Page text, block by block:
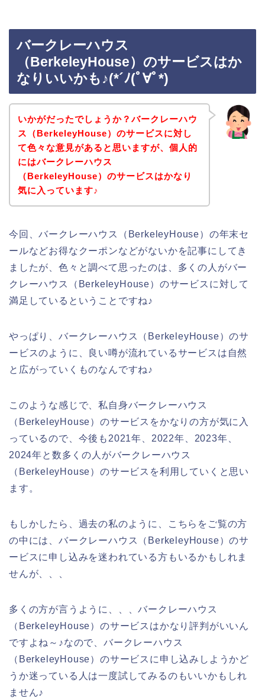
バークレーハウス
（BerkeleyHouse）のサービスはか
なりいいかも♪(*´ﾉ(ﾟ∀ﾟ*)
いかがだったでしょうか？バークレーハウ
ス（BerkeleyHouse）のサービスに対し
て色々な意見があると思いますが、個人的
にはバークレーハウス
（BerkeleyHouse）のサービスはかなり
気に入っています♪
今回、バークレーハウス（BerkeleyHouse）の年末セ
ールなどお得なクーポンなどがないかを記事にしてき
ましたが、色々と調べて思ったのは、多くの人がバー
クレーハウス（BerkeleyHouse）のサービスに対して
満足しているということですね♪
やっぱり、バークレーハウス（BerkeleyHouse）のサ
ービスのように、良い噂が流れているサービスは自然
と広がっていくものなんですね♪
このような感じで、私自身バークレーハウス
（BerkeleyHouse）のサービスをかなりの方が気に入
っているので、今後も2021年、2022年、2023年、
2024年と数多くの人がバークレーハウス
（BerkeleyHouse）のサービスを利用していくと思い
ます。
もしかしたら、過去の私のように、こちらをご覧の方
の中には、バークレーハウス（BerkeleyHouse）のサ
ービスに申し込みを迷われている方もいるかもしれま
せんが、、、
多くの方が言うように、、、バークレーハウス
（BerkeleyHouse）のサービスはかなり評判がいいん
ですよね～♪なので、バークレーハウス
（BerkeleyHouse）のサービスに申し込みしようかど
うか迷っている人は一度試してみるのもいいかもしれ
ません♪